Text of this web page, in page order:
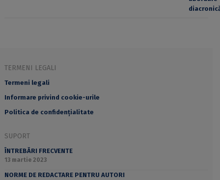
TERMENI LEGALI
Termeni legali
Informare privind cookie-urile
Politica de confidențialitate
SUPORT
ÎNTREBĂRI FRECVENTE
13 martie 2023
NORME DE REDACTARE PENTRU AUTORI